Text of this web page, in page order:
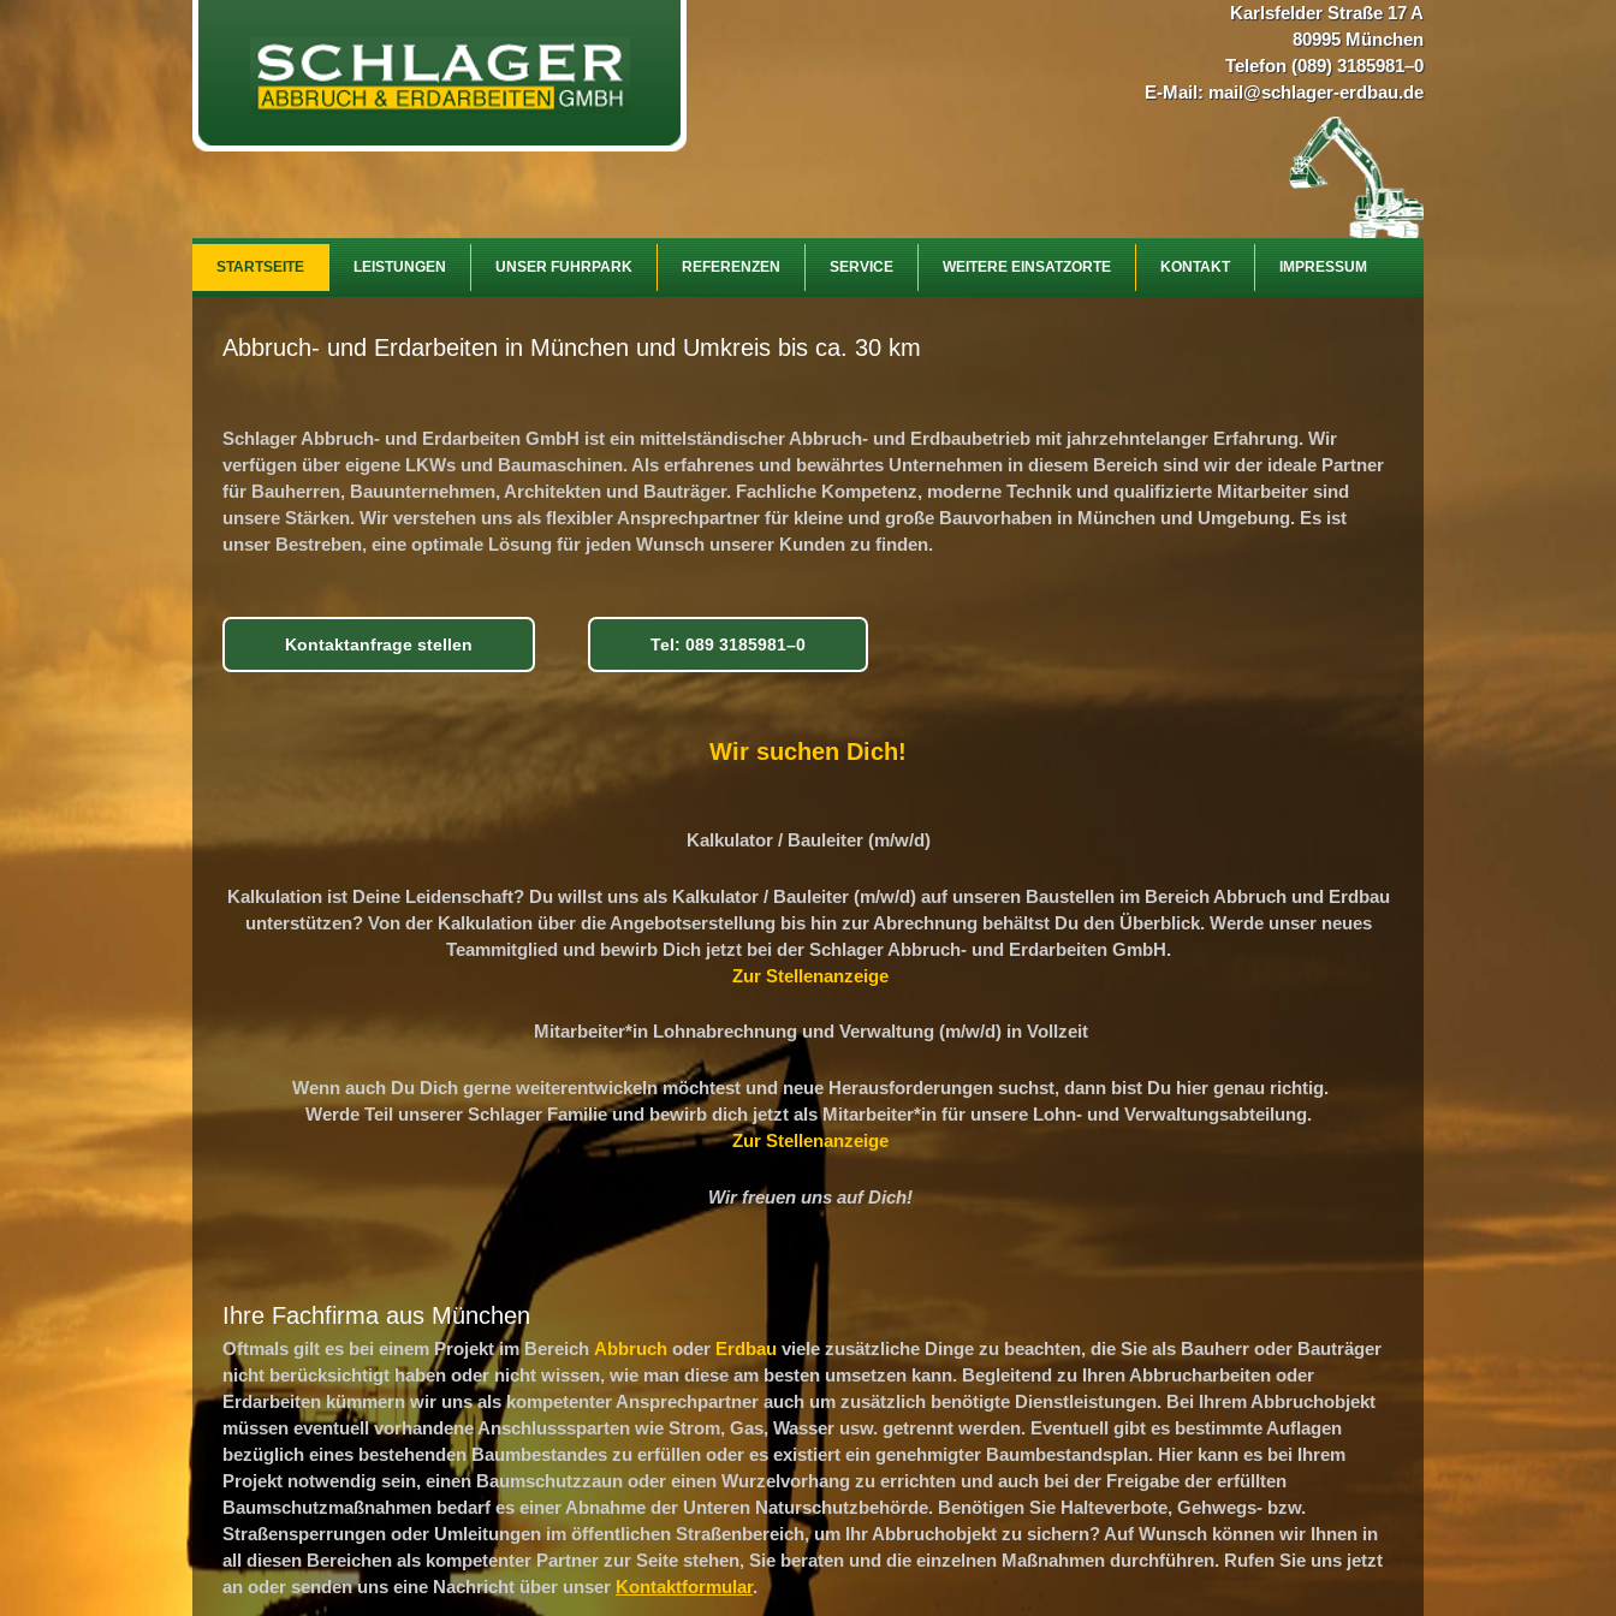
Karlsfelder Straße 17 A
80995 München
Telefon (089) 3185981–0
E-Mail: mail@schlager-erdbau.de
STARTSEITE LEISTUNGEN UNSER FUHRPARK REFERENZEN SERVICE WEITERE EINSATZORTE KONTAKT IMPRESSUM
Abbruch- und Erdarbeiten in München und Umkreis bis ca. 30 km
Schlager Abbruch- und Erdarbeiten GmbH ist ein mittelständischer Abbruch- und Erdbaubetrieb mit jahrzehntelanger Erfahrung. Wir
verfügen über eigene LKWs und Baumaschinen. Als erfahrenes und bewährtes Unternehmen in diesem Bereich sind wir der ideale Partner
für Bauherren, Bauunternehmen, Architekten und Bauträger. Fachliche Kompetenz, moderne Technik und qualifizierte Mitarbeiter sind
unsere Stärken. Wir verstehen uns als flexibler Ansprechpartner für kleine und große Bauvorhaben in München und Umgebung. Es ist
unser Bestreben, eine optimale Lösung für jeden Wunsch unserer Kunden zu finden.
Kontaktanfrage stellen Tel: 089 3185981–0
Wir suchen Dich!
Kalkulator / Bauleiter (m/w/d)
Kalkulation ist Deine Leidenschaft? Du willst uns als Kalkulator / Bauleiter (m/w/d)auf unseren Baustellen im Bereich Abbruch und Erdbau
unterstützen? Von der Kalkulation über die Angebotserstellung bis hin zur Abrechnung behältst Du den Überblick. Werde unser neues
Teammitglied und bewirb Dich jetzt bei der Schlager Abbruch- und Erdarbeiten GmbH.
Zur Stellenanzeige
Mitarbeiter*in Lohnabrechnung und Verwaltung (m/w/d) in Vollzeit
Wenn auch Du Dich gerne weiterentwickeln möchtest und neue Herausforderungen suchst, dann bist Du hier genau richtig.
Werde Teil unserer Schlager Familie und bewirb dich jetzt als Mitarbeiter*in für unsere Lohn- und Verwaltungsabteilung.
Zur Stellenanzeige
Wir freuen uns auf Dich!
Ihre Fachfirma aus München
Oftmals gilt es bei einem Projekt im Bereich Abbruch oder Erdbau viele zusätzliche Dinge zu beachten, die Sie als Bauherr oder Bauträger
nicht berücksichtigt haben oder nicht wissen, wie man diese am besten umsetzen kann. Begleitend zu Ihren Abbrucharbeiten oder
Erdarbeiten kümmern wir uns als kompetenter Ansprechpartner auch um zusätzlich benötigte Dienstleistungen. Bei Ihrem Abbruchobjekt
müssen eventuell vorhandene Anschlusssparten wie Strom, Gas, Wasser usw. getrennt werden. Eventuell gibt es bestimmte Auflagen
bezüglich eines bestehenden Baumbestandes zu erfüllen oder es existiert ein genehmigter Baumbestandsplan. Hier kann es bei Ihrem
Projekt notwendig sein, einen Baumschutzzaun oder einen Wurzelvorhang zu errichten und auch bei der Freigabe der erfüllten
Baumschutzmaßnahmen bedarf es einer Abnahme der Unteren Naturschutzbehörde. Benötigen Sie Halteverbote, Gehwegs- bzw.
Straßensperrungen oder Umleitungen im öffentlichen Straßenbereich, um Ihr Abbruchobjekt zu sichern? Auf Wunsch können wir Ihnen in
all diesen Bereichen als kompetenter Partner zur Seite stehen, Sie beraten und die einzelnen Maßnahmen durchführen. Rufen Sie uns jetzt
an oder senden uns eine Nachricht über unser Kontaktformular.